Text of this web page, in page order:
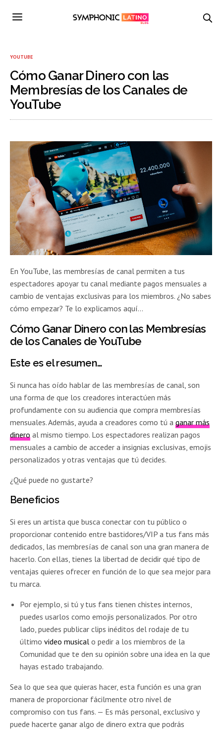
YOUTUBE
Cómo Ganar Dinero con las
Membresías de los Canales de
YouTube
En YouTube, las membresías de canal permiten a tus
espectadores apoyar tu canal mediante pagos mensuales a
cambio de ventajas exclusivas para los miembros. ¿No sabes
cómo empezar? Te lo explicamos aquí…
Cómo Ganar Dinero con las Membresías
de los Canales de YouTube
Este es el resumen…
Si nunca has oído hablar de las membresías de canal, son
una forma de que los creadores interactúen más
profundamente con su audiencia que compra membresías
mensuales. Además, ayuda a creadores como tú aganar más
dinero al mismo tiempo. Los espectadores realizan pagos
mensuales a cambio de acceder a insignias exclusivas, emojis
personalizados y otras ventajas que tú decides.
¿Qué puede no gustarte?
Beneficios
Si eres un artista que busca conectar con tu público o
proporcionar contenido entre bastidores/VIP a tus fans más
dedicados, las membresías de canal son una gran manera de
hacerlo. Con ellas, tienes la libertad de decidir qué tipo de
ventajas quieres ofrecer en función de lo que sea mejor para
tu marca.
Por ejemplo, si tú y tus fans tienen chistes internos,
puedes usarlos como emojis personalizados. Por otro
lado, puedes publicar clips inéditos del rodaje de tu
último video musical o pedir a los miembros de la
Comunidad que te den su opinión sobre una idea en la que
hayas estado trabajando.
Sea lo que sea que quieras hacer, esta función es una gran
manera de proporcionar fácilmente otro nivel de
compromiso con tus fans. — Es más personal, exclusivo y
puede hacerte ganar algo de dinero extra que podrás